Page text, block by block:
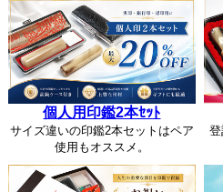
個人用印鑑2本ｾｯﾄ
サイズ違いの印鑑2本セットはペア
使用もオススメ。